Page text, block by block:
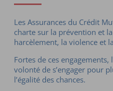
Les Assurances du Crédit
charte sur la prévention et
harcèlement, la violence et
Fortes de ces engagements,
volonté de s’engager pour
l’égalité des chances.